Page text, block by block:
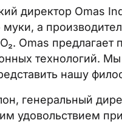
директор Omas
муки, а
Omas
технологий.
нашу
генеральный
удовольствием